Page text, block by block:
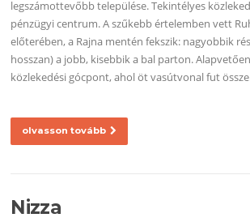
legszámottevőbb települése. Tekintélyes
pénzügyi centrum. A szűkebb értelemben vett
előterében, a Rajna mentén fekszik: nagyobbik
hosszan) a jobb, kisebbik a bal parton.
közlekedési gócpont, ahol öt vasútvonal fut
olvasson tovább
Nizza